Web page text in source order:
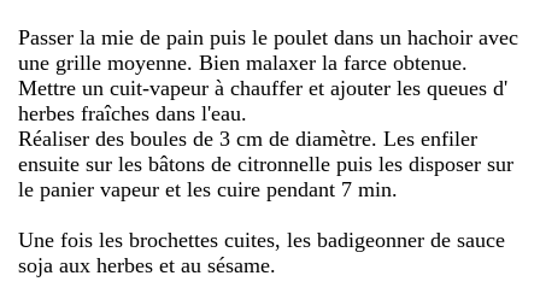
Passer la mie de pain puis le poulet dans un hachoir avec
une grille moyenne. Bien malaxer la farce obtenue.
Mettre un cuit-vapeur à chauffer et ajouter les queues d'
herbes fraîches dans l'eau.
Réaliser des boules de 3 cm de diamètre. Les enfiler
ensuite sur les bâtons de citronnelle puis les disposer sur
le panier vapeur et les cuire pendant 7 min.
Une fois les brochettes cuites, les badigeonner de sauce
soja aux herbes et au sésame.